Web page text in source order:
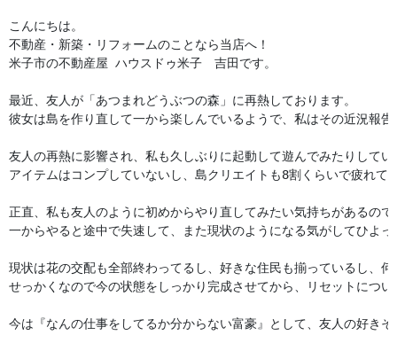
こんにちは。
不動産・新築・リフォームのことなら当店へ！
米子市の不動産屋 ハウスドゥ米子　吉田です。
最近、友人が「あつまれどうぶつの森」に再熱しております。
彼女は島を作り直して一から楽しんでいるようで、私はその近況報
友人の再熱に影響され、私も久しぶりに起動して遊んでみたりしてい
アイテムはコンプしていないし、島クリエイトも8割くらいで疲れて
正直、私も友人のように初めからやり直してみたい気持ちがあるの
一からやると途中で失速して、また現状のようになる気がしてひよっ
現状は花の交配も全部終わってるし、好きな住民も揃っているし、
せっかくなので今の状態をしっかり完成させてから、リセットにつ
今は『なんの仕事をしてるか分からない富豪』として、友人の好き